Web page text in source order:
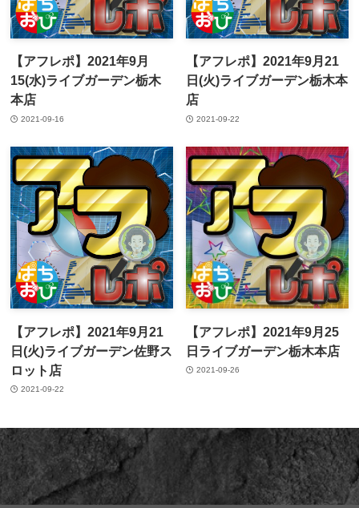
【アフレポ】2021年9月
15(水)ライブガーデン栃木
本店
2021-09-16
【アフレポ】2021年9月21
日(火)ライブガーデン栃木本
店
2021-09-22
【アフレポ】2021年9月21
日(火)ライブガーデン佐野ス
ロット店
2021-09-22
【アフレポ】2021年9月25
日ライブガーデン栃木本店
2021-09-26